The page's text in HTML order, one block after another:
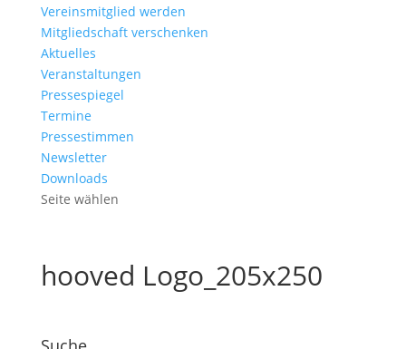
Vereinsmitglied werden
Mitgliedschaft verschenken
Aktuelles
Veranstaltungen
Pressespiegel
Termine
Pressestimmen
Newsletter
Downloads
Seite wählen
hooved Logo_205x250